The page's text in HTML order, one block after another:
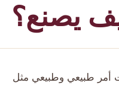
يصنع؟
أمر طبيعي وطبيعي مثل